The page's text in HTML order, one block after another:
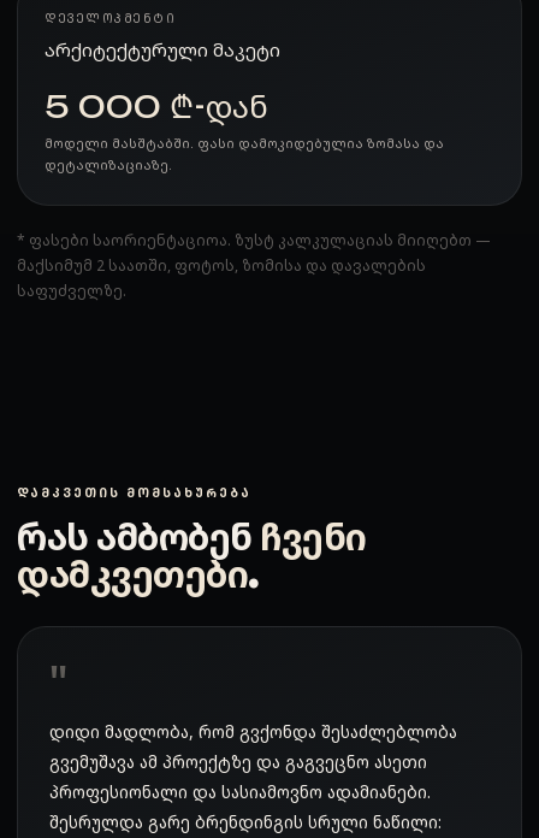
ᲓᲔᲕᲔᲚᲝᲞᲛᲔᲜᲢᲘ
არქიტექტურული მაკეტი
5 000 ₾-დან
მოდელი მასშტაბში. ფასი დამოკიდებულია ზომასა და
დეტალიზაციაზე.
* ფასები საორიენტაციოა. ზუსტ კალკულაციას მიიღებთ —
მაქსიმუმ 2 საათში, ფოტოს, ზომისა და დავალების
საფუძველზე.
ᲓᲐᲛᲙᲕᲔᲗᲘᲡ ᲛᲝᲛᲡᲐᲮᲣᲠᲔᲑᲐ
რას ამბობენ ჩვენი
დამკვეთები.
დიდი მადლობა, რომ გვქონდა შესაძლებლობა
გვემუშავა ამ პროექტზე და გაგვეცნო ასეთი
პროფესიონალი და სასიამოვნო ადამიანები.
შესრულდა გარე ბრენდინგის სრული ნაწილი: